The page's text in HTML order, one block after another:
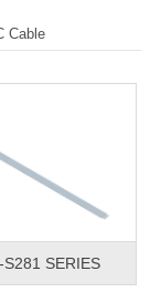
Cable
SERIES